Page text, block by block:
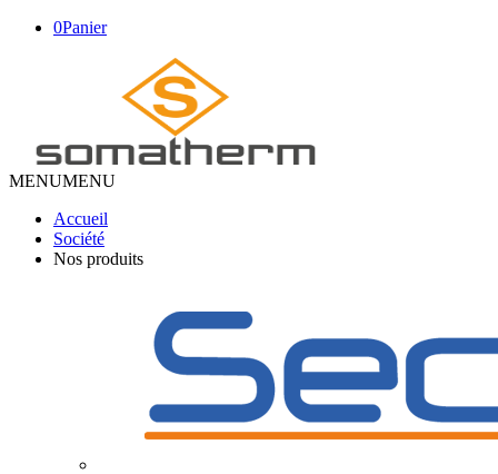
0Panier
MENUMENU
Accueil
Société
Nos produits